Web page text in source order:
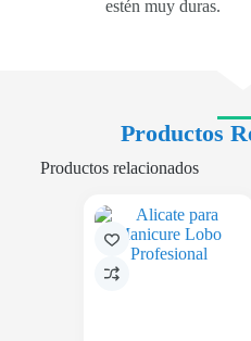
estén muy duras.
Productos
Productos relacionados